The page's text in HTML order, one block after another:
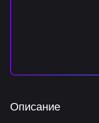
Описание